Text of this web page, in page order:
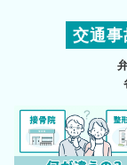
交通